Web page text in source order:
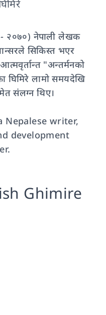
२०७०) नेपाली लेखक
सिकिस्त भएर
"अन्तर्मनको
घिमिरे लामो समयदेखि
संलग्न थिए।
Nepalese writer,
development
Ghimire